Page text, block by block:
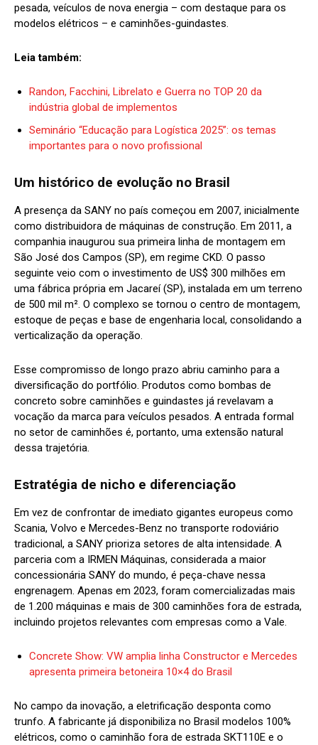
pesada, veículos de nova energia – com destaque para os
modelos elétricos – e caminhões-guindastes.
Leia também:
Randon, Facchini, Librelato e Guerra no TOP 20 da
indústria global de implementos
Seminário “Educação para Logística 2025”: os temas
importantes para o novo profissional
Um histórico de evolução no Brasil
A presença da SANY no país começou em 2007, inicialmente
como distribuidora de máquinas de construção. Em 2011, a
companhia inaugurou sua primeira linha de montagem em
São José dos Campos (SP), em regime CKD. O passo
seguinte veio com o investimento de US$ 300 milhões em
uma fábrica própria em Jacareí (SP), instalada em um terreno
de 500 mil m². O complexo se tornou o centro de montagem,
estoque de peças e base de engenharia local, consolidando a
verticalização da operação.
Esse compromisso de longo prazo abriu caminho para a
diversificação do portfólio. Produtos como bombas de
concreto sobre caminhões e guindastes já revelavam a
vocação da marca para veículos pesados. A entrada formal
no setor de caminhões é, portanto, uma extensão natural
dessa trajetória.
Estratégia de nicho e diferenciação
Em vez de confrontar de imediato gigantes europeus como
Scania, Volvo e Mercedes-Benz no transporte rodoviário
tradicional, a SANY prioriza setores de alta intensidade. A
parceria com a IRMEN Máquinas, considerada a maior
concessionária SANY do mundo, é peça-chave nessa
engrenagem. Apenas em 2023, foram comercializadas mais
de 1.200 máquinas e mais de 300 caminhões fora de estrada,
incluindo projetos relevantes com empresas como a Vale.
Concrete Show: VW amplia linha Constructor e Mercedes
apresenta primeira betoneira 10×4 do Brasil
No campo da inovação, a eletrificação desponta como
trunfo. A fabricante já disponibiliza no Brasil modelos 100%
elétricos, como o caminhão fora de estrada SKT110E e o